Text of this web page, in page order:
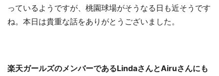
っているようですが、桃園球場がそうなる日も近そうです
ね。本日は貴重な話をありがとうございました。
楽天ガールズのメンバーであるLindaさんとAiruさんにも